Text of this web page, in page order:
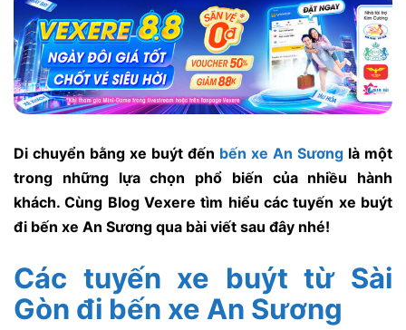
Di chuyển bằng xe buýt đến bến xe An Sương là một
trong những lựa chọn phổ biến của nhiều hành
khách. Cùng Blog Vexere tìm hiểu các tuyến xe buýt
đi bến xe An Sương qua bài viết sau đây nhé!
Các tuyến xe buýt từ Sài
Gòn đi bến xe An Sương